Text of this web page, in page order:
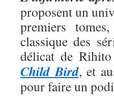
proposent un
premiers
classique des
délicat de
Child Bird, et
pour faire un